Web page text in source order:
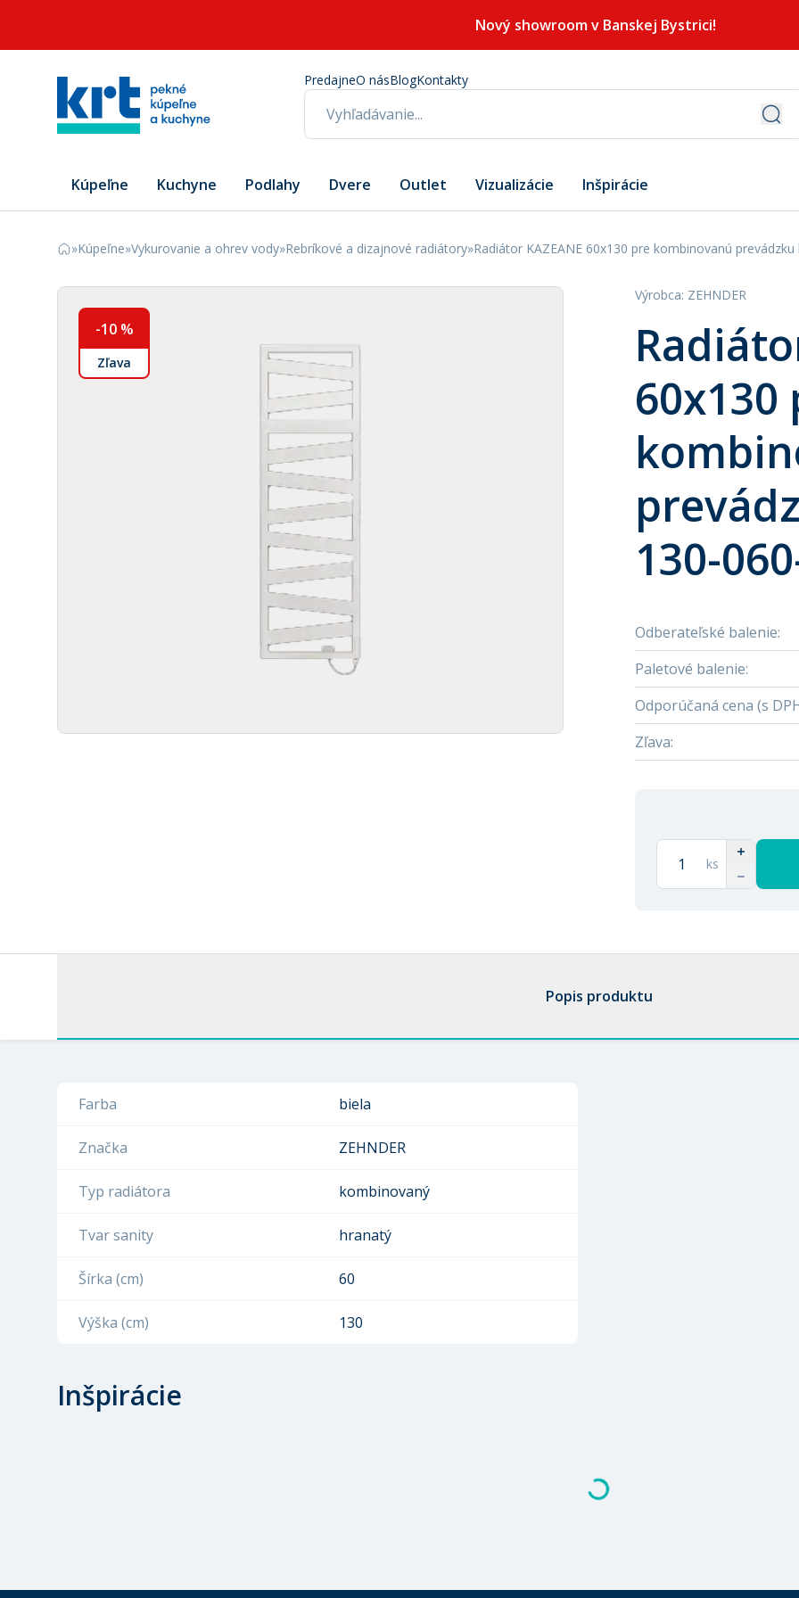
Nový showroom v Banskej Bystrici!
PredajneO násBlogKontakty
Kúpeľne Kuchyne Podlahy Dvere Outlet Vizualizácie Inšpirácie
»Kúpeľne»Vykurovanie a ohrev vody»Rebríkové a dizajnové radiátory»Radiátor KAZEANE 60x130 pre kombinovanú
-10%
Zľava
Výrobca: ZEHNDER
60x130
130-
Odberateľské balenie:
Paletové balenie:
Odporúčaná cena (s
Zľava:
ks
Popis produktu
Farba biela
Značka ZEHNDER
Typ radiátora kombinovaný
Tvar sanity hranatý
Šírka (cm) 60
Výška (cm) 130
Inšpirácie